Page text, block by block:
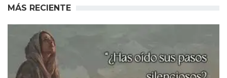
MÁS RECIENTE